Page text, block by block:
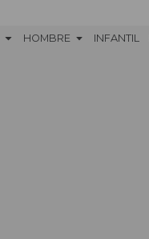
HOMBRE INFANTIL